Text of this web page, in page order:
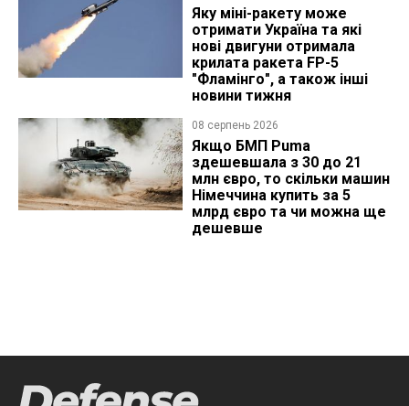
Яку міні-ракету може
отримати Україна та які
нові двигуни отримала
крилата ракета FP-5
"Фламінго", а також інші
новини тижня
08 серпень 2026
Якщо БМП Puma
здешевшала з 30 до 21
млн євро, то скільки машин
Німеччина купить за 5
млрд євро та чи можна ще
дешевше